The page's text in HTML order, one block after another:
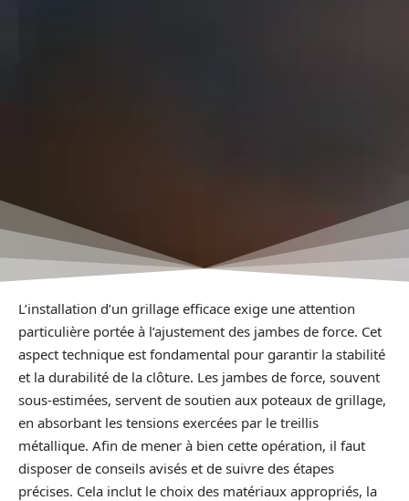
L’installation d’un grillage efficace exige une attention
particulière portée à l’ajustement des jambes de force. Cet
aspect technique est fondamental pour garantir la stabilité
et la durabilité de la clôture. Les jambes de force, souvent
sous-estimées, servent de soutien aux poteaux de grillage,
en absorbant les tensions exercées par le treillis
métallique. Afin de mener à bien cette opération, il faut
disposer de conseils avisés et de suivre des étapes
précises. Cela inclut le choix des matériaux appropriés, la